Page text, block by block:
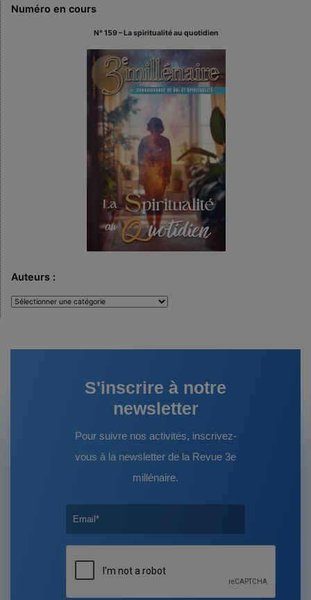
Numéro en cours
N° 159 – La spiritualité au quotidien
Auteurs :
Auteurs
:
S'inscrire à notre
newsletter
Pour suivre nos activités, inscrivez-
vous à la newsletter de la Revue 3e
millénaire.